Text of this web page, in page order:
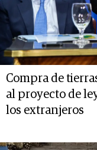
Compra de
al proyecto de
los extranjeros